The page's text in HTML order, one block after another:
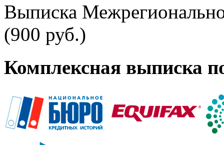
Выписка
(900 руб.)
Комплексная выписка